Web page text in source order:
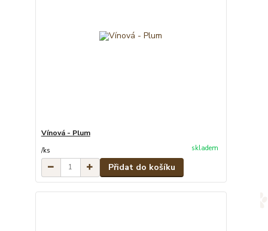
Vínová - Plum
/ks skladem
Přidat do košíku